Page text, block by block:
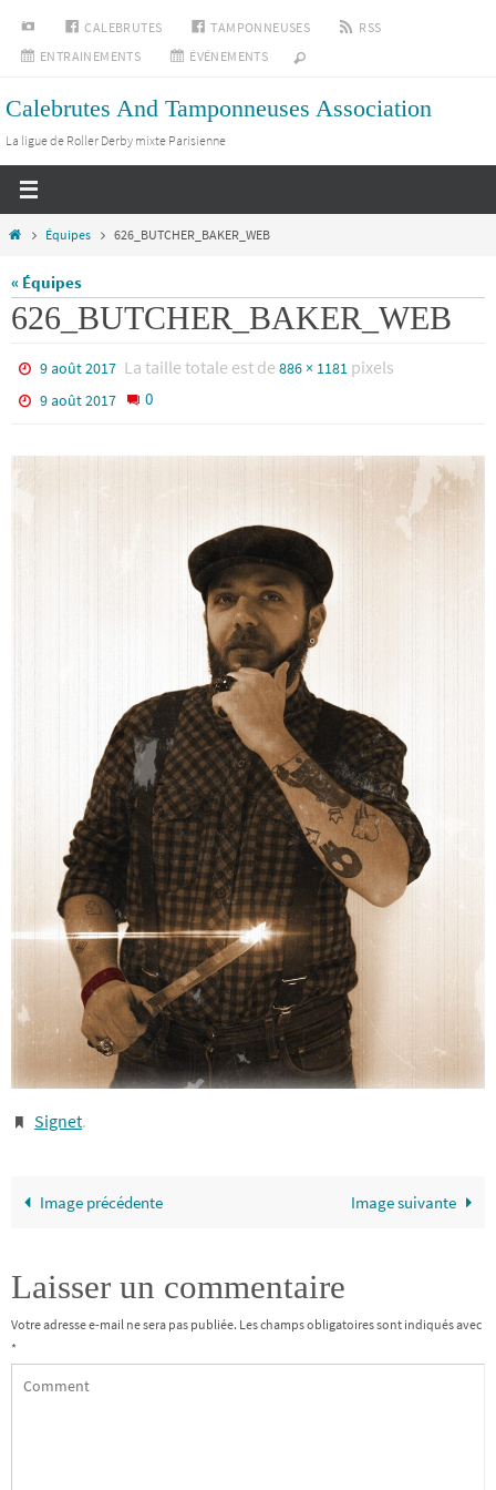
Passer
vers
contenu
INSTAGRAMCALEBRUTES TAMPONNEUSES
RSS
ENTRAINEMENTS
ÉVÉNEMENTS
Calebrutes And Tamponneuses Association
La ligue de Roller Derby mixte Parisienne
HomeÉquipes 626_BUTCHER_BAKER_WEB
« Équipes
626_BUTCHER_BAKER_WEB
9 août 2017 La taille totale est de886 × 1181 pixels
9 août 2017 0
Signet.
Image précédente Image suivante
Laisser un commentaire
Votre adresse e-mail ne sera pas publiée. Les champs obligatoires sont indiqués avec
*